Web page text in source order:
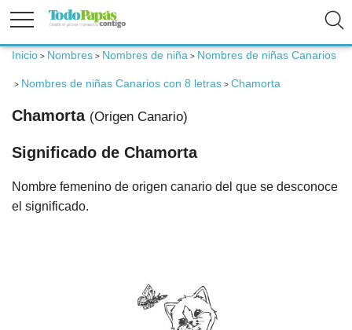
Fertilidad
Embarazo
Bebé
Niños
Inicio > Nombres > Nombres de niña > Nombres de niñas Canarios
> Nombres de niñas Canarios con 8 letras > Chamorta
Chamorta (Origen Canario)
Significado de Chamorta
Nombre femenino de origen canario del que se desconoce
el significado.